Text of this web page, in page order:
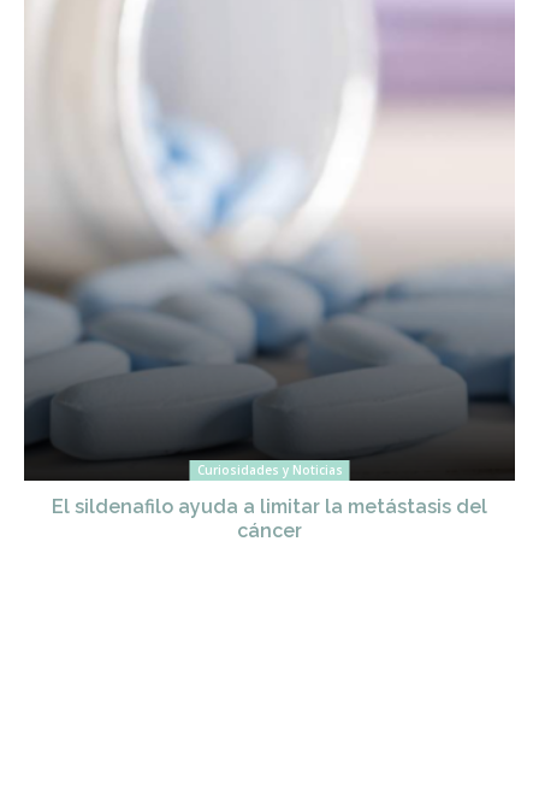
Curiosidades y Noticias
El sildenafilo ayuda a limitar la metástasis del
cáncer